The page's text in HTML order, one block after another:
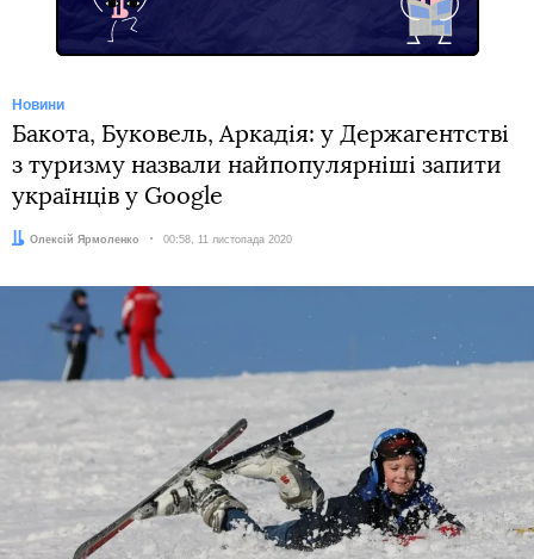
Новини
Бакота, Буковель, Аркадія: у Держагентстві
з туризму назвали найпопулярніші запити
українців у Google
Автор:
Олексій Ярмоленко Дата:
00:58, 11 листопада 2020